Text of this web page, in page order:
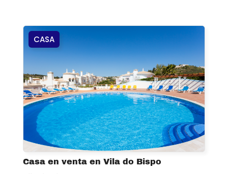
CASA
Casa en venta en Vila do Bispo